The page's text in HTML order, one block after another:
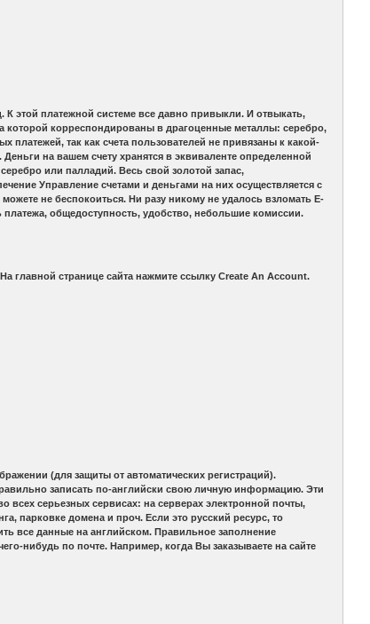
К этой платежной системе все давно привыкли. И отвыкать,
которой корреспондированы в драгоценные металлы: серебро,
так как счета пользователей не привязаны к какой-
на вашем счету хранятся в эквиваленте определенной
или палладий. Весь свой золотой запас,
Управление счетами и деньгами на них осуществляется с
не беспокоиться. Ни разу никому не удалось взломать E-
общедоступность, удобство, небольшие комиссии.
главной странице сайта нажмите ссылку Create An Account.
(для защиты от автоматических регистраций).
записать по-английски свою личную информацию. Эти
всех серьезных сервисах: на серверах электронной почты,
парковке домена и проч. Если это русский ресурс, то
все данные на английском. Правильное заполнение
нибудь по почте. Например, когда Вы заказываете на сайте